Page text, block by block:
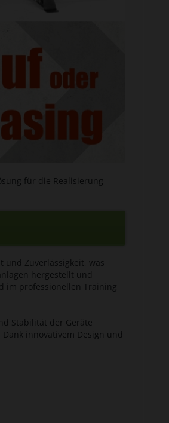
für die Realisierung
Zuverlässigkeit, was
hergestellt und
im professionellen Training
Stabilität der Geräte
innovativem Design und